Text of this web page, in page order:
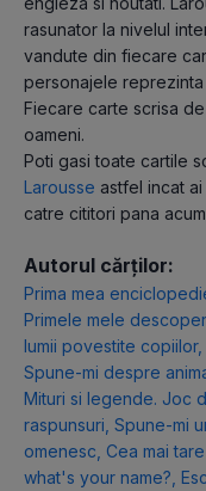
rasunator la nivelul
vandute din fiecare
personajele
Fiecare carte scrisa
oameni.
Poti gasi toate cartile
Larousse astfel incat
catre cititori pana
Autorul cărților:
Prima mea
Primele mele
lumii povestite copiilor,
Spune-mi despre
Mituri si legende. Joc
raspunsuri Spune-mi
omenesc Cea mai
what's your name?